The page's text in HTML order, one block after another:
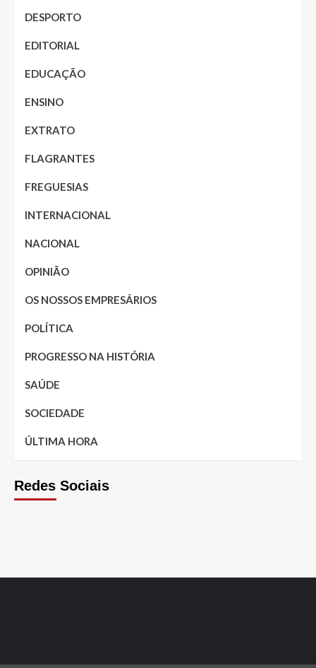
DESPORTO
EDITORIAL
EDUCAÇÃO
ENSINO
EXTRATO
FLAGRANTES
FREGUESIAS
INTERNACIONAL
NACIONAL
OPINIÃO
OS NOSSOS EMPRESÁRIOS
POLÍTICA
PROGRESSO NA HISTÓRIA
SAÚDE
SOCIEDADE
ÚLTIMA HORA
Redes Sociais